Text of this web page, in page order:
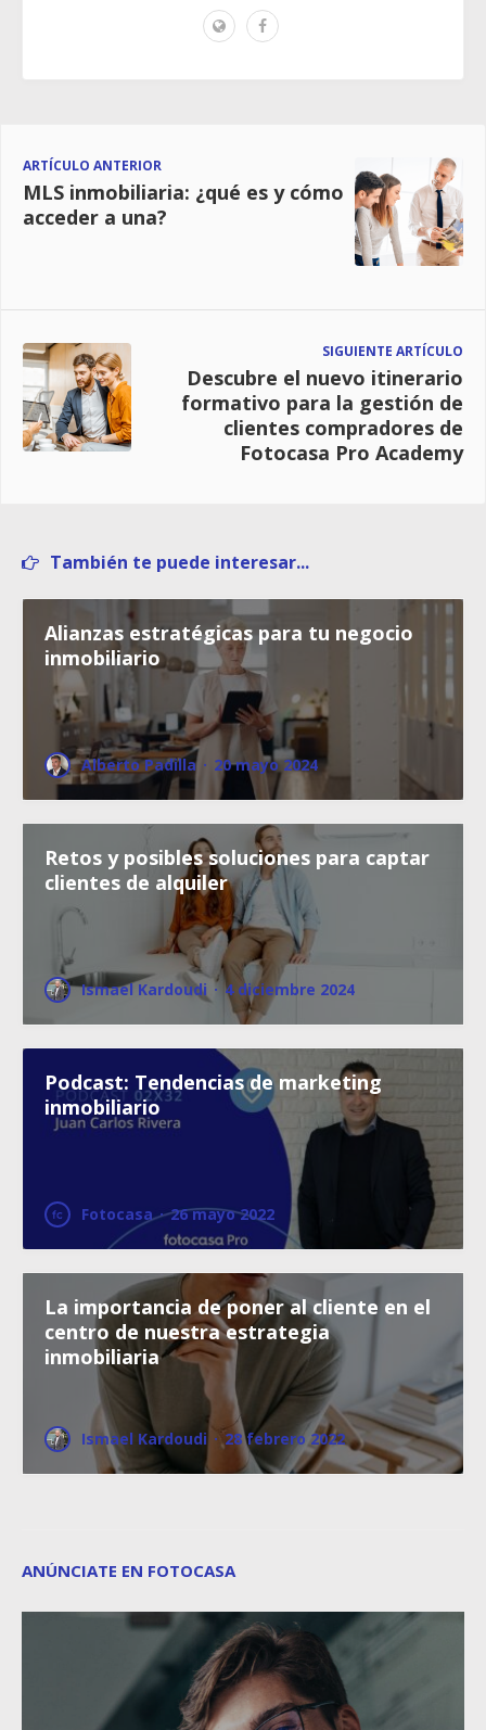
ARTÍCULO ANTERIOR
MLS inmobiliaria: ¿qué es y cómo
acceder a una?
SIGUIENTE ARTÍCULO
Descubre el nuevo itinerario
formativo para la gestión de
clientes compradores de
Fotocasa Pro Academy
También te puede interesar...
Alianzas estratégicas para tu negocio
inmobiliario
Alberto Padilla · 20 mayo 2024
Retos y posibles soluciones para captar
clientes de alquiler
Ismael Kardoudi · 4 diciembre 2024
Podcast: Tendencias de marketing
inmobiliario
Fotocasa · 26 mayo 2022
La importancia de poner al cliente en el
centro de nuestra estrategia
inmobiliaria
Ismael Kardoudi · 28 febrero 2022
ANÚNCIATE EN FOTOCASA